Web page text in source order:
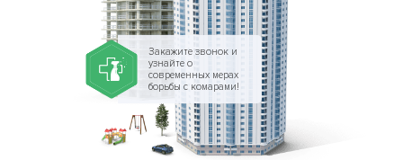
Закажите звонок и
узнайте о
современных мерах
борьбы с комарами!